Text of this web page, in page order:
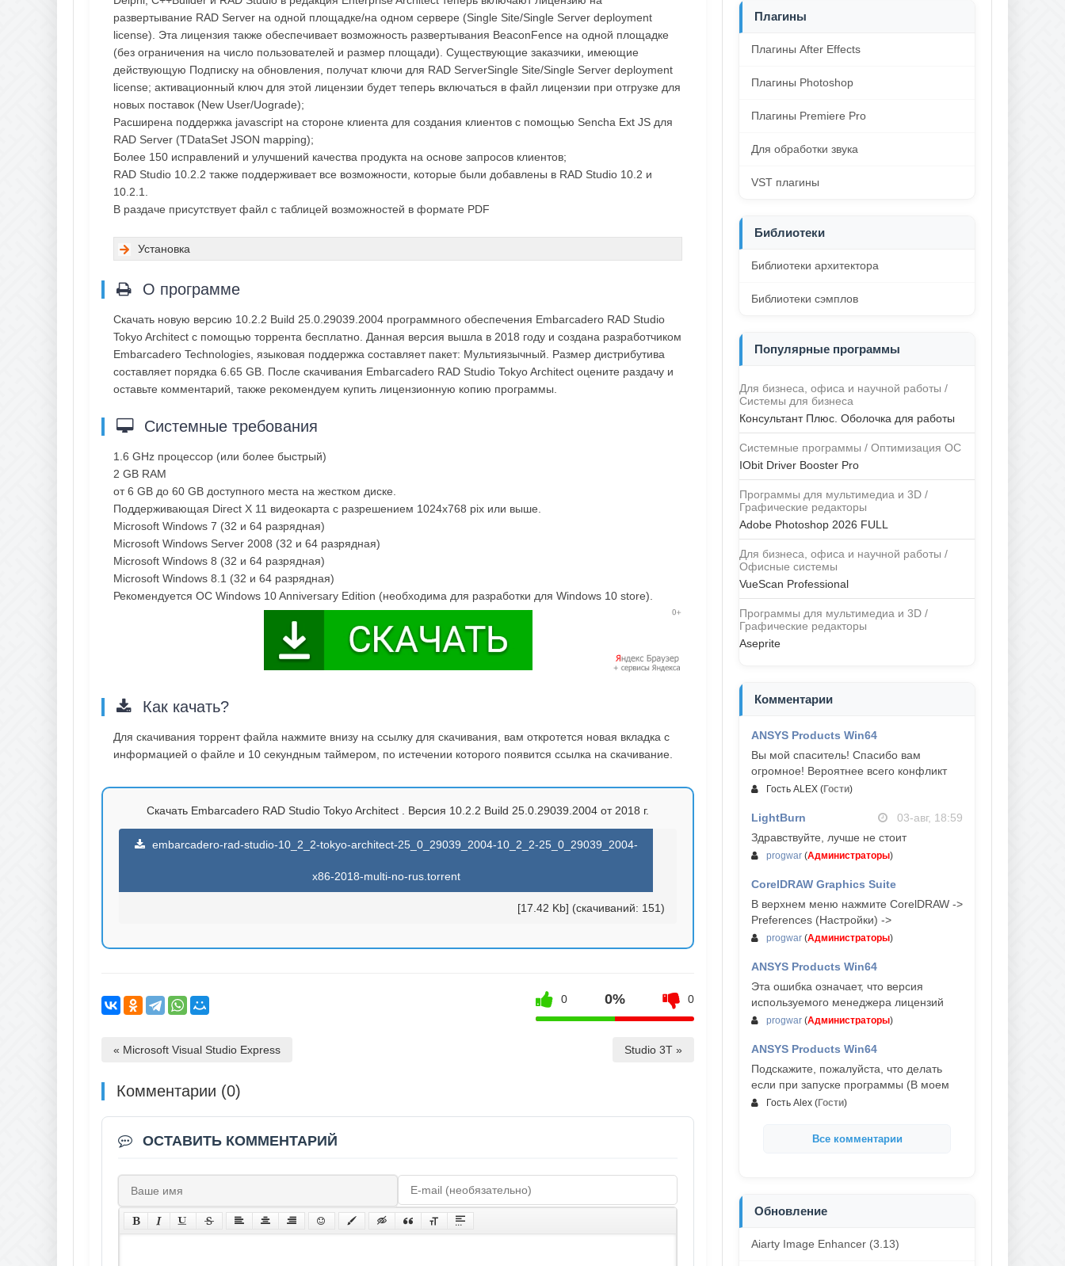
развертывание RAD Server на одной площадке/на одном сервере (Single Site/Single Server deployment
license). Эта лицензия также обеспечивает возможность развертывания BeaconFence на одной площадке
(без ограничения на число пользователей и размер площади). Существующие заказчики, имеющие
действующую Подписку на обновления, получат ключи для RAD ServerSingle Site/Single Server deployment
license; активационный ключ для этой лицензии будет теперь включаться в файл лицензии при отгрузке для
новых поставок (New User/Uograde);
Расширена поддержка jаvascript на стороне клиента для создания клиентов с помощью Sencha Ext JS для
RAD Server (TDataSet JSON mapping);
Более 150 исправлений и улучшений качества продукта на основе запросов клиентов;
RAD Studio 10.2.2 также поддерживает все возможности, которые были добавлены в RAD Studio 10.2 и
10.2.1.
В раздаче присутствует файл с таблицей возможностей в формате PDF
Установка
О программе
Скачать новую версию 10.2.2 Build 25.0.29039.2004 программного обеспечения Embarcadero RAD Studio
Tokyo Architect с помощью торрента бесплатно. Данная версия вышла в 2018 году и создана разработчиком
Embarcadero Technologies, языковая поддержка составляет пакет: Мультиязычный. Размер дистрибутива
составляет порядка 6.65 GB. После скачивания Embarcadero RAD Studio Tokyo Architect оцените раздачу и
оставьте комментарий, также рекомендуем купить лицензионную копию программы.
Системные требования
1.6 GHz процессор (или более быстрый)
2 GB RAM
от 6 GB до 60 GB доступного места на жестком диске.
Поддерживающая Direct X 11 видеокарта с разрешением 1024x768 pix или выше.
Microsoft Windows 7 (32 и 64 разрядная)
Microsoft Windows Server 2008 (32 и 64 разрядная)
Microsoft Windows 8 (32 и 64 разрядная)
Microsoft Windows 8.1 (32 и 64 разрядная)
Рекомендуется ОС Windows 10 Anniversary Edition (необходима для разработки для Windows 10 store).
Как качать?
Для скачивания торрент файла нажмите внизу на ссылку для скачивания, вам откротется новая вкладка с
информацией о файле и 10 секундным таймером, по истечении которого появится ссылка на скачивание.
Скачать Embarcadero RAD Studio Tokyo Architect . Версия 10.2.2 Build 25.0.29039.2004 от 2018 г.
embarcadero-rad-studio-10_2_2-tokyo-architect-25_0_29039_2004-10_2_2-25_0_29039_2004-
x86-2018-multi-no-rus.torrent
[17.42 Kb] (cкачиваний: 151)
0 0% 0
« Microsoft Visual Studio Express Studio 3T »
Комментарии (0)
ОСТАВИТЬ КОММЕНТАРИЙ
Плагины
Плагины After Effects
Плагины Photoshop
Плагины Premiere Pro
Для обработки звука
VST плагины
Библиотеки
Библиотеки архитектора
Библиотеки сэмплов
Популярные программы
Для бизнеса, офиса и научной работы /
Системы для бизнеса
Консультант Плюс. Оболочка для работы
Системные программы / Оптимизация ОС
IObit Driver Booster Pro
Программы для мультимедиа и 3D /
Графические редакторы
Adobe Photoshop 2026 FULL
Для бизнеса, офиса и научной работы /
Офисные системы
VueScan Professional
Программы для мультимедиа и 3D /
Графические редакторы
Aseprite
Комментарии
ANSYS Products Win64
Вы мой спаситель! Спасибо вам
огромное! Вероятнее всего конфликт
Гость ALEX (Гости)
LightBurn
03-авг, 18:59
Здравствуйте, лучше не стоит
progwar (Администраторы)
CorelDRAW Graphics Suite
03-авг, 18:58
В верхнем меню нажмите CorelDRAW ->
Preferences (Настройки) ->
progwar (Администраторы)
ANSYS Products Win64
Эта ошибка означает, что версия
используемого менеджера лицензий
progwar (Администраторы)
ANSYS Products Win64
Подскажите, пожалуйста, что делать
если при запуске программы (В моем
Гость Alex (Гости)
Все комментарии
Обновление
Aiarty Image Enhancer (3.13)